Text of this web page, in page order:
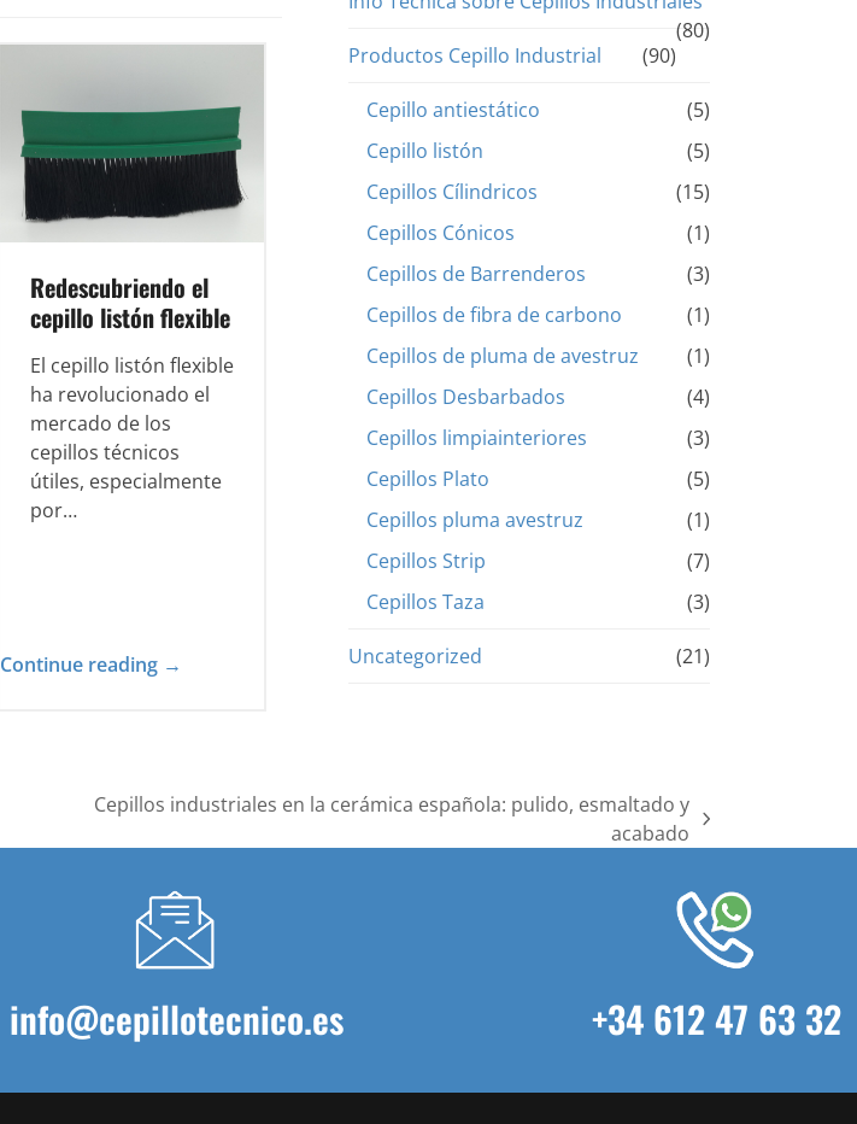
Redescubriendo el
cepillo listón flexible
El cepillo listón flexible
ha revolucionado el
mercado de los
cepillos técnicos
útiles, especialmente
por…
Continue reading →
(80)
Productos Cepillo Industrial
(90)
Cepillo antiestático
(5)
Cepillo listón
(5)
Cepillos Cílindricos
(15)
Cepillos Cónicos
(1)
Cepillos de Barrenderos
(3)
Cepillos de fibra de carbono
(1)
Cepillos de pluma de avestruz
(1)
Cepillos Desbarbados
(4)
Cepillos limpiainteriores
(3)
Cepillos Plato
(5)
Cepillos pluma avestruz
(1)
Cepillos Strip
(7)
Cepillos Taza
(3)
Uncategorized (21)
Cepillos industriales en la cerámica española: pulido, esmaltado y
acabado
info@cepillotecnico.es +34 612 47 63 32